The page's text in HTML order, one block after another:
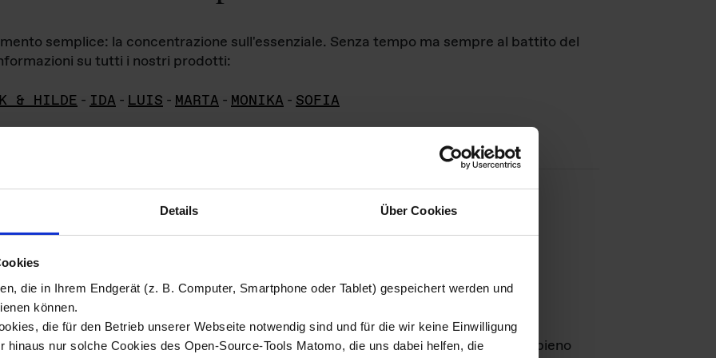
Details Über Cookies
die in Ihrem Endgerät (z. B. Computer, Smartphone oder Tablet) gespeichert werden und
können.
die für den Betrieb unserer Webseite notwendig sind und für die wir keine Einwilligung
hinaus nur solche Cookies des Open-Source-Tools Matomo, die uns dabei helfen, die
semplice: la concentrazione sull'essenziale. Senza tempo ma sempre al battito del
su tutti i nostri prodotti:
& HILDE - IDA - LUIS - MARTA - MONIKA - SOFIA
di immagini
materiale fotografico sono detenuti daDas ganze LebenGmbH e rimangono in pieno